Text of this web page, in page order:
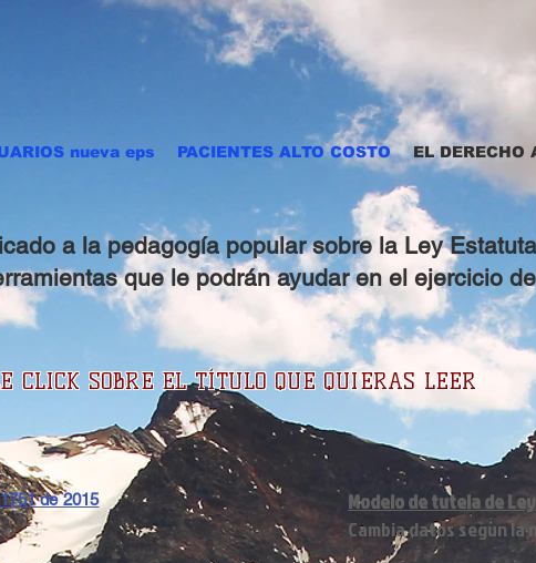
nueva eps PACIENTES ALTO COSTO EL DERECHO
a la pedagogía popular sobre la Ley
que le podrán ayudar en el ejercicio
CLICK SOBRE ELTÍTULO QUE QUIERAS LEER
de 2015
Modelo de tutela de
Cambia datos segun la